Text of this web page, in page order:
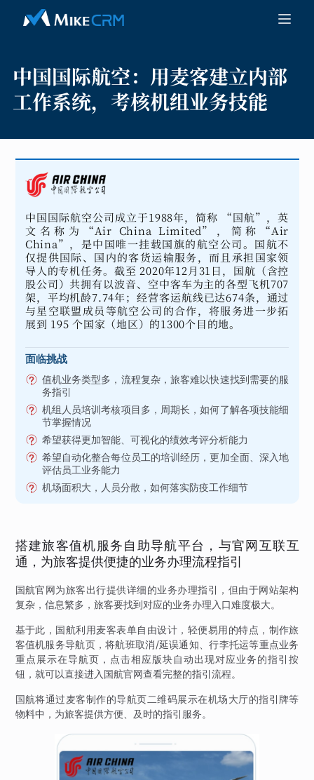
中国国际航空： 用麦客建立内部
工作系统，考核机组业务技能
中国国际航空公司成立于1988年，简称 “国航”，英
文名称为“Air China Limited”，简称“Air
China”，是中国唯一挂载国旗的航空公司。国航不
仅提供国际、国内的客货运输服务，而且承担国家领
导人的专机任务。截至 2020年12月31日，国航（含控
股公司）共拥有以波音、空中客车为主的各型飞机707
架，平均机龄7.74年；经营客运航线已达674条，通过
与星空联盟成员等航空公司的合作，将服务进一步拓
展到 195 个国家（地区）的1300个目的地。
面临挑战
值机业务类型多，流程复杂，旅客难以快速找到需要的服
务指引
机组人员培训考核项目多，周期长，如何了解各项技能细
节掌握情况
希望获得更加智能、可视化的绩效考评分析能力
希望自动化整合每位员工的培训经历，更加全面、深入地
评估员工业务能力
机场面积大，人员分散，如何落实防疫工作细节
搭建旅客值机服务自助导航平台，与官网互联互
通，为旅客提供便捷的业务办理流程指引
国航官网为旅客出行提供详细的业务办理指引，但由于网站架构
复杂，信息繁多，旅客要找到对应的业务办理入口难度极大。
基于此，国航利用麦客表单自由设计，轻便易用的特点，制作旅
客值机服务导航页，将航班取消/延误通知、行李托运等重点业务
重点展示在导航页，点击相应版块自动出现对应业务的指引按
钮，就可以直接进入国航官网查看完整的指引流程。
国航将通过麦客制作的导航页二维码展示在机场大厅的指引牌等
物料中，为旅客提供方便、及时的指引服务。